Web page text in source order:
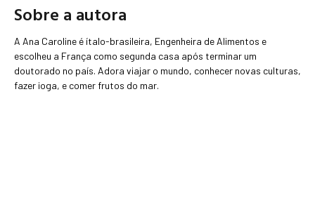
Sobre a autora
A Ana Caroline é ítalo-brasileira, Engenheira de Alimentos e
escolheu a França como segunda casa após terminar um
doutorado no país. Adora viajar o mundo, conhecer novas culturas,
fazer ioga, e comer frutos do mar.